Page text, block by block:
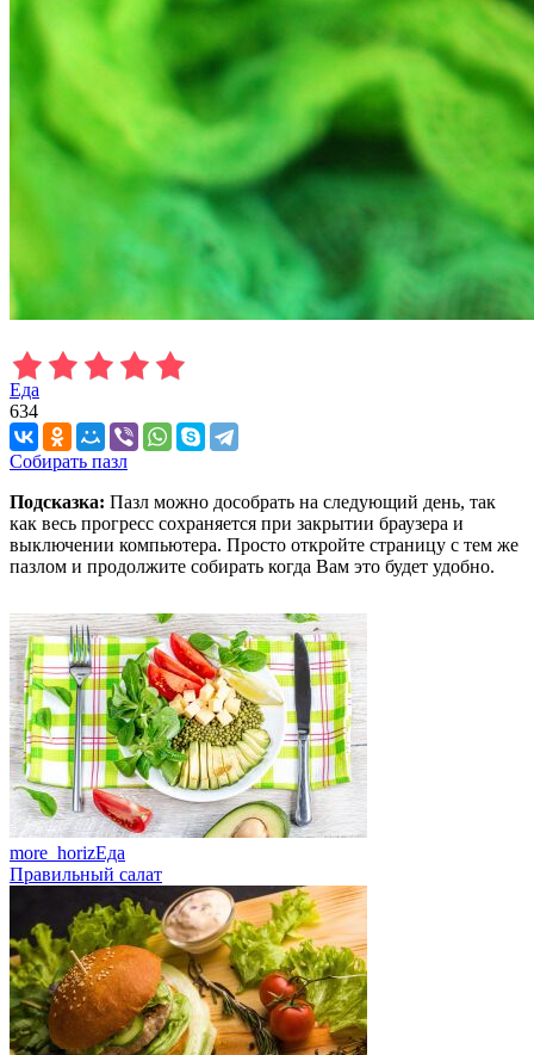
Еда
634
Собирать пазл
Подсказка: Пазл можно дособрать на следующий день, так
как весь прогресс сохраняется при закрытии браузера и
выключении компьютера. Просто откройте страницу с тем же
пазлом и продолжите собирать когда Вам это будет удобно.
more_horizЕда
Правильный салат